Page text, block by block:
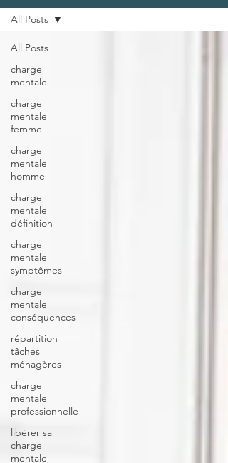
All Posts
charge
mentale
charge
mentale
femme
charge
mentale
homme
charge
mentale
définition
charge
mentale
symptômes
charge
mentale
conséquences
répartition
tâches
ménagères
charge
mentale
professionnelle
libérer sa
charge
mentale
All Posts